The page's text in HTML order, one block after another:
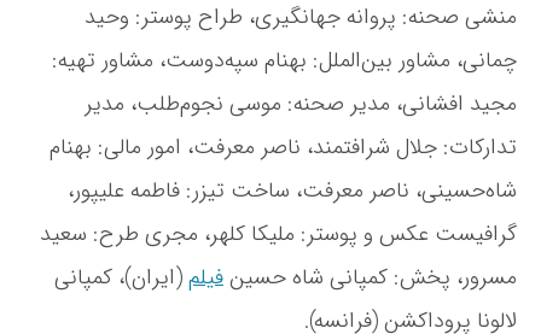
منشی صحنه: پروانه جهانگیری، طراح پوستر: وحید
چمانی، مشاور بین‌الملل: بهنام سپه‌دوست، مشاور تهیه:
مجید افشانی، مدیر صحنه: موسی نجوم‌طلب، مدیر
تدارکات: جلال شرافتمند، ناصر معرفت، امور مالی: بهنام
شاه‌حسینی، ناصر معرفت، ساخت تیزر: فاطمه علیپور،
گرافیست عکس و پوستر: ملیکا کلهر، مجری طرح: سعید
مسرور، پخش: کمپانی شاه حسینفیلم(ایران)، کمپانی
لالونا پروداکشن (فرانسه).